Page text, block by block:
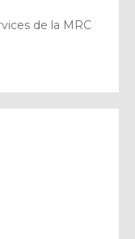
de la MRC